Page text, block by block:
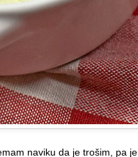
naviku da je trošim, pa je